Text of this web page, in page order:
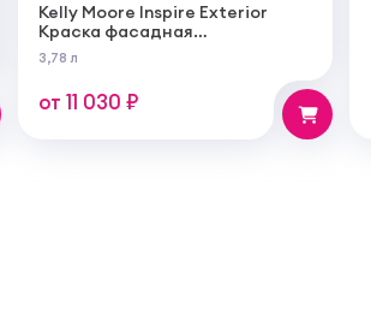
Kelly Moore Inspire Exterior
Краска фасадная
самогрунтующаяся
суперукрывистая ультра
матовая
3,78 л
от 11 030 ₽